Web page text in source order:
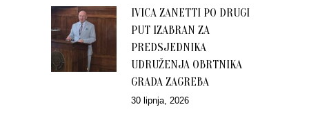
IVICA ZANETTI PO DRUGI
PUT IZABRAN ZA
PREDSJEDNIKA
UDRUŽENJA OBRTNIKA
GRADA ZAGREBA
30 lipnja, 2026